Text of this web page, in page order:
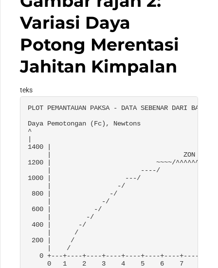
Variasi Daya
Potong Merentasi
Jahitan Kimpalan
teks
PLOT PEMANTAUAN PAKSA - DATA SEBENAR DARI
Daya Pemotongan (Fc), Newtons
^
|
1400 |
|                                  ZON
1200 |                           ~~~~/
|                       ----/
1000 |                   ---/
|                 -/
800 |               -/
|             -/
600 |           -/
|         -/
400 |       -/
|      /
200 |     /
|    /
0 +---+----+----+----+----+----+----+----
0   1    2    3    4    5    6    7    8